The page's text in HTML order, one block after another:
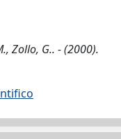
Zollo, G.. - (2000).